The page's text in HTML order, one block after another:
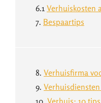
6.1 Verhuiskosten
7. Bespaartips
8. Verhuisfirma
9.
10. Verhuis: 10 tips